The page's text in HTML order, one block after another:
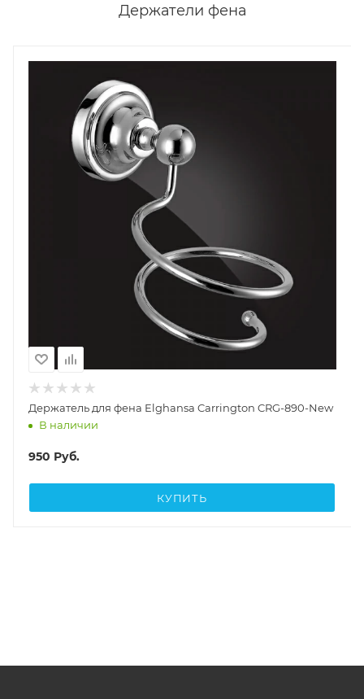
Держатели фена
Держатель для фена Elghansa Carrington CRG-890-New
В наличии
950 Руб.
КУПИТЬ